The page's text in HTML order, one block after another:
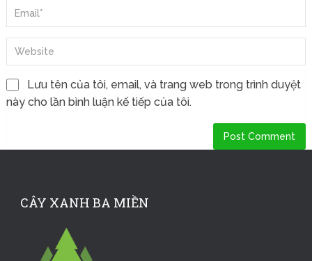
Lưu tên của tôi, email, và trang web trong trình duyệt
này cho lần bình luận kế tiếp của tôi.
CÂY XANH BA MIỀN